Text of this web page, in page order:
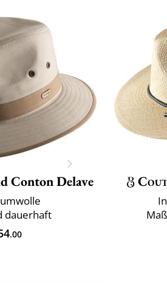
Conton Delave
dauerhaft
.00